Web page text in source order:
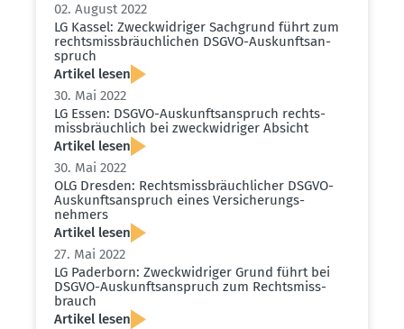
02. August 2022
LG Kassel: Zweck­wid­riger Sachgrund führt zum
rechts­miss­bräuch­lichen DSGVO-Auskunfts­an­
spruch
Artikel lesen
30. Mai 2022
LG Essen: DSGVO-Auskunfts­an­spruch rechts­
miss­bräuchlich bei zweck­wid­riger Absicht
Artikel lesen
30. Mai 2022
OLG Dresden: Rechts­miss­bräuch­licher DSGVO-
Auskunfts­an­spruch eines Versi­che­rungs­
nehmers
Artikel lesen
27. Mai 2022
LG Paderborn: Zweck­wid­riger Grund führt bei
DSGVO-Auskunfts­an­spruch zum Rechts­miss­
brauch
Artikel lesen